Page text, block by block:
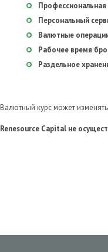
Персональный
Валютные
Рабочее время
Раздельное
Валютный курс может
Renesource Capital не